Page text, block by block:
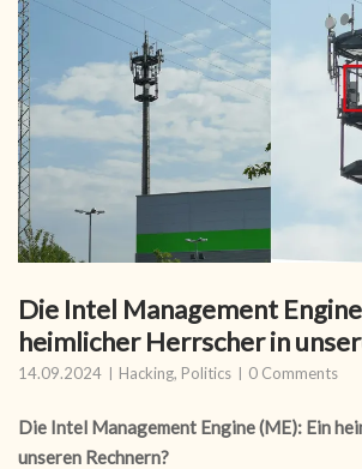
Die Intel Management
heimlicher Herrscher in
14.09.2024 Hacking, Politics 0 Comments
Die Intel Management Engine (ME): Ein
unseren Rechnern?